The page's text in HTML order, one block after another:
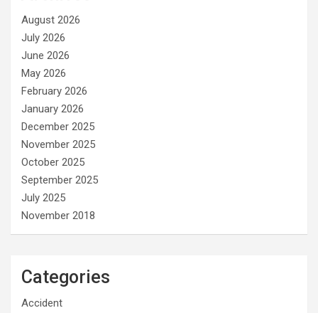
August 2026
July 2026
June 2026
May 2026
February 2026
January 2026
December 2025
November 2025
October 2025
September 2025
July 2025
November 2018
Categories
Accident